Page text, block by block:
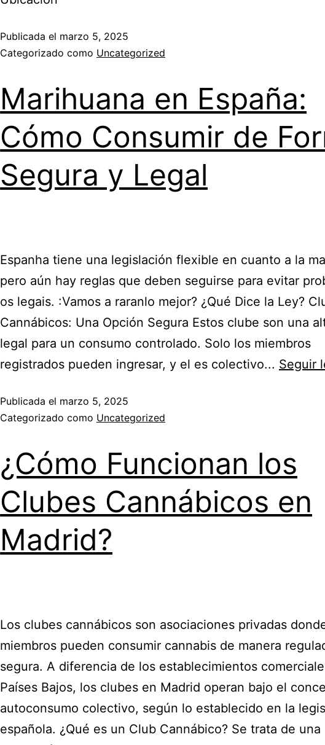
Publicada el marzo 5, 2025
Categorizado como Uncategorized
Marihuana en España:
Cómo Consumir de
Segura y Legal
Espanha tiene una legislación flexible en cuanto a la
pero aún hay reglas que deben seguirse para evitar
os legais. :Vamos a raranlo mejor? ¿Qué Dice la Ley?
Cannábicos: Una Opción Segura Estos clube son una
legal para un consumo controlado. Solo los miembros
registrados pueden ingresar, y el es colectivo... Seguir
Publicada el marzo 5, 2025
Categorizado como Uncategorized
¿Cómo Funcionan los
Clubes Cannábicos en
Madrid?
Los clubes cannábicos son asociaciones privadas
miembros pueden consumir cannabis de manera
segura. A diferencia de los establecimientos
Países Bajos, los clubes en Madrid operan bajo el
autoconsumo colectivo, según lo establecido en la
española. ¿Qué es un Club Cannábico? Se trata de una